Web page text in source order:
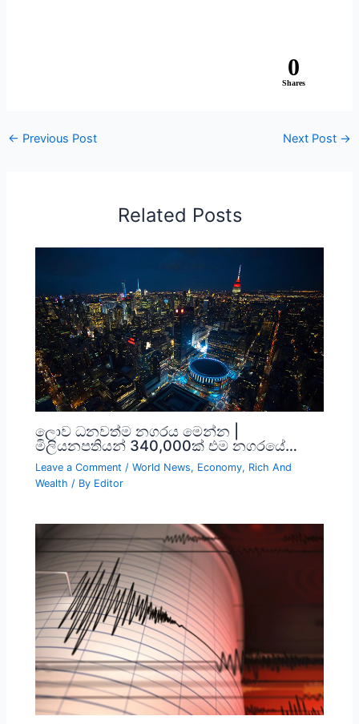
0
Shares
← Previous Post Next Post →
Related Posts
ලොව ධනවත්ම නගරය මෙන්න |
මිලියනපතියන් 340,000ක් එම නගරයේ…
Leave a Comment /World News, Economy, Rich And
Wealth / By Editor